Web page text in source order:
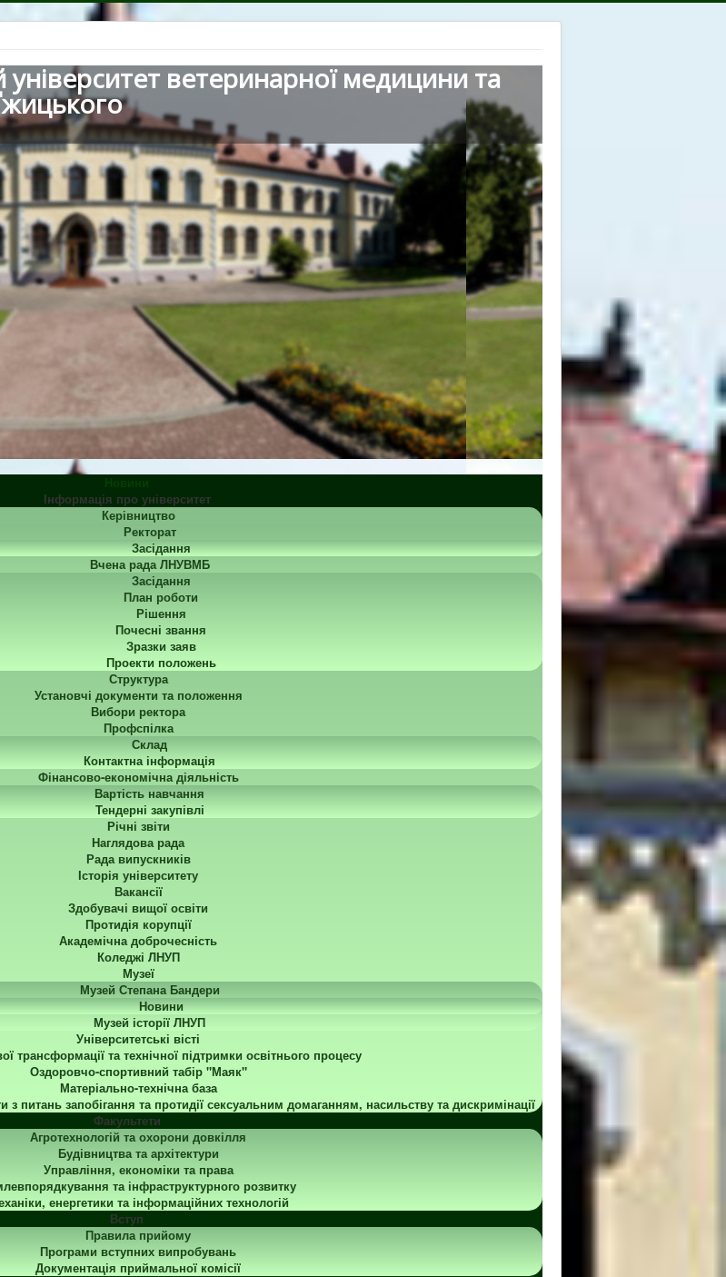
ветеринарної медицини та
Інформація про університет
Керівництво
Ректорат
Засідання
Вчена рада ЛНУВМБ
Засідання
План роботи
Рішення
Почесні звання
Зразки заяв
Проекти положень
Структура
Установчі документи та положення
Вибори ректора
Профспілка
Склад
Контактна інформація
Фінансово-економічна діяльність
Вартість навчання
Тендерні закупівлі
Річні звіти
Наглядова рада
Рада випускників
Історія університету
Вакансії
Здобувачі вищої освіти
Протидія корупції
Академічна доброчесність
Коледжі ЛНУП
Музеї
Музей Степана Бандери
Новини
Музей історії ЛНУП
Університетські вісті
трансформації та технічної підтримки освітнього процесу
Оздоровчо-спортивний табір "Маяк"
Матеріально-технічна база
питань запобігання та протидії сексуальним домаганням, насильству та дискримінації
Факультети
Агротехнологій та охорони довкілля
Будівництва та архітектури
Управління, економіки та права
та інфраструктурного розвитку
енергетики та інформаційних технологій
Вступ
Правила прийому
Програми вступних випробувань
Документація приймальної комісії